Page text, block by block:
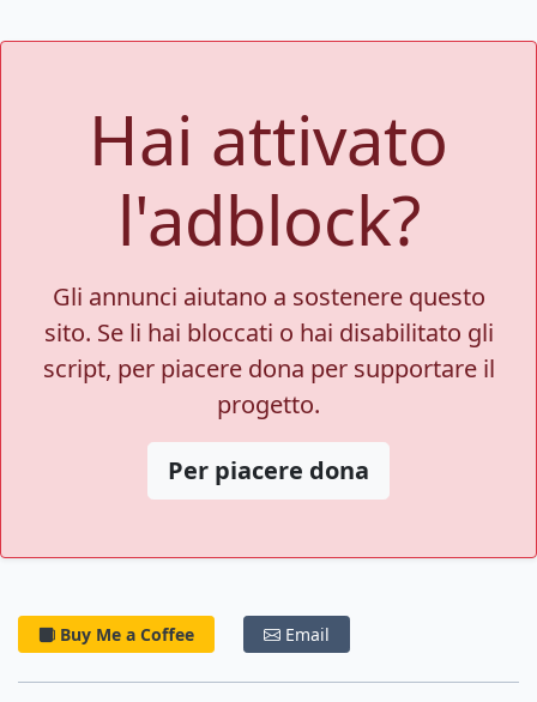
Hai attivato
l'adblock?
Gli annunci aiutano a sostenere questo
sito. Se li hai bloccati o hai disabilitato gli
script, per piacere dona per supportare il
progetto.
Per piacere dona
Buy Me a Coffee Email